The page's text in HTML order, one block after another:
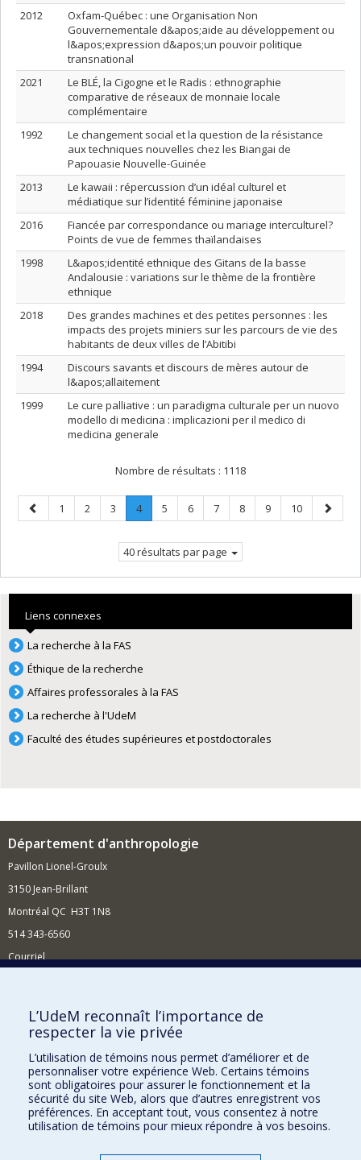
2012
Oxfam-Québec : une Organisation Non
Gouvernementale d&apos;aide au développement ou
l&apos;expression d&apos;un pouvoir politique
transnational
2021
Le BLÉ, la Cigogne et le Radis : ethnographie
comparative de réseaux de monnaie locale
complémentaire
1992
Le changement social et la question de la résistance
aux techniques nouvelles chez les Biangai de
Papouasie Nouvelle-Guinée
2013
Le kawaii : répercussion d’un idéal culturel et
médiatique sur l’identité féminine japonaise
2016
Fiancée par correspondance ou mariage interculturel?
Points de vue de femmes thaïlandaises
1998
L&apos;identité ethnique des Gitans de la basse
Andalousie : variations sur le thème de la frontière
ethnique
2018
Des grandes machines et des petites personnes : les
impacts des projets miniers sur les parcours de vie des
habitants de deux villes de l’Abitibi
1994
Discours savants et discours de mères autour de
l&apos;allaitement
1999
Le cure palliative : un paradigma culturale per un nuovo
modello di medicina : implicazioni per il medico di
medicina generale
Nombre de résultats : 1118
Page
précédente
Page
1 Page
2 Page
3 Page
4.
Page
Page
5 Page
6 Page
7 Page
8 Page
9 Page
10
Page
40 résultats par page
Liens connexes
La recherche à la FAS
Éthique de la recherche
Affaires professorales à la FAS
La recherche à l'UdeM
Faculté des études supérieures et postdoctorales
Département d'anthropologie
Pavillon Lionel-Groulx
3150 Jean-Brillant
Montréal QC H3T 1N8
514 343-6560
Courriel
Comment soutenir le Département?
BESOIN D'AIDE?
Plan du site
Signaler une erreur
Accessibilité
FACULTÉ DES ARTS ET DES SCIENCES
L’UdeM reconnaît l’importance de
respecter la vie privée
L’utilisation de témoins nous permet d’améliorer et de
personnaliser votre expérience Web. Certains témoins
sont obligatoires pour assurer le fonctionnement et la
sécurité du site Web, alors que d’autres enregistrent vos
préférences. En acceptant tout, vous consentez à notre
utilisation de témoins pour mieux répondre à vos besoins.